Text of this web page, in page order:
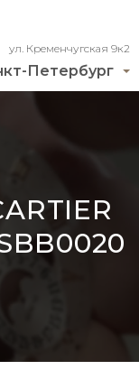
Петербург
ул. Кременчугская 9к2